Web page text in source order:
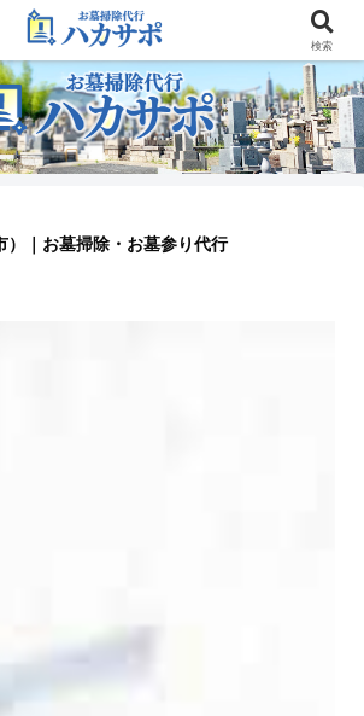
大阪のお墓参り代行業者
）｜お墓掃除・お墓参り代行
検索